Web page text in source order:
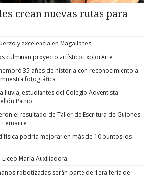
crean nuevas rutas para
y excelencia en Magallanes
culminan proyecto artístico ExplorArte
35 años de historia con reconocimiento a
fotográfica
lluvia, estudiantes del Colegio Adventista
Patrio
el resultado de Taller de Escritura de Guiones
Lemaitre
física podría mejorar en más de 10 puntos los
Liceo María Auxiliadora
robotizadas serán parte de 1era feria de